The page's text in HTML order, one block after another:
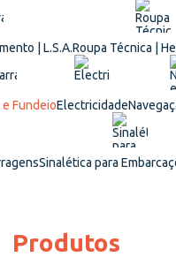
| L.S.A.Roupa Técnica |
FundeioElectricidade
Sinalética para
Produtos